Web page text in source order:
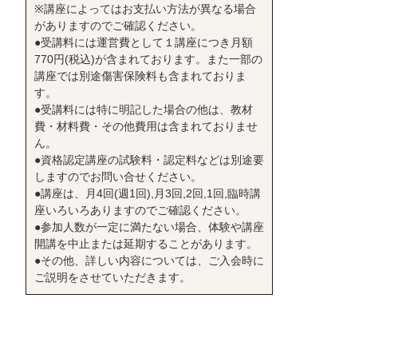
※講座によってはお支払い方法が異なる場合
がありますのでご確認ください。
●受講料には運営費として１講座につき月額
770円(税込)が含まれております。また一部の
講座では別途傷害保険料も含まれておりま
す。
●受講料には特に明記した場合の他は、教材
費・材料費・その他費用は含まれておりませ
ん。
●資格認定講座の試験料・認定料などは別途要
しますのでお問い合せください。
●講座は、月4回(週1回),月3回,2回,1回,臨時講
座いろいろありますのでご確認ください。
●参加人数が一定に満たない場合、体験や講座
開講を中止または延期することがあります。
●その他、詳しい内容については、ご入会時に
ご説明をさせていただきます。